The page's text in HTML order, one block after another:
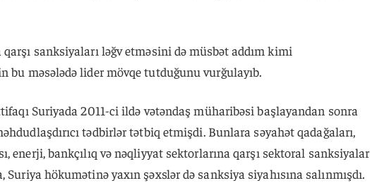
sanksiyaları ləğv etməsini də müsbət addım kimi
bu məsələdə lider mövqe tutduğunu vurğulayıb.
Suriyada 2011-ci ildə vətəndaş müharibəsi başlayandan sonra
tədbirlər tətbiq etmişdi. Bunlara səyahət qadağaları,
enerji, bankçılıq və nəqliyyat sektorlarına qarşı sektoral sanksiyalar
hökumətinə yaxın şəxslər də sanksiya siyahısına salınmışdı.